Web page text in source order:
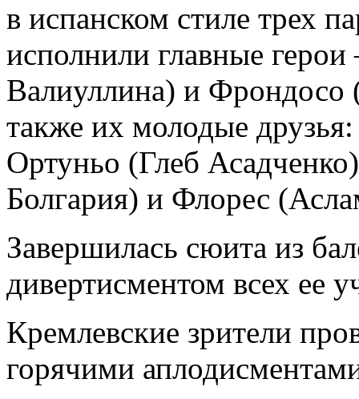
в испанском стиле трех
исполнили главные
Валиуллина) и
также их молодые
Ортуньо (Глеб
Болгария) и Флорес
Завершилась сюита из
дивертисментом всех ее
Кремлевские зрители
горячими